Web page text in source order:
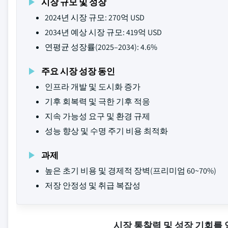
2024년 시장 규모: 270억 USD
2034년 예상 시장 규모: 419억 USD
연평균 성장률(2025–2034): 4.6%
주요 시장 성장 동인
인프라 개발 및 도시화 증가
기후 회복력 및 극한 기후 적응
지속 가능성 요구 및 환경 규제
성능 향상 및 수명 주기 비용 최적화
과제
높은 초기 비용 및 경제적 장벽(프리미엄 60~70%)
저장 안정성 및 취급 복잡성
시장 통찰력 및 성장 기회를